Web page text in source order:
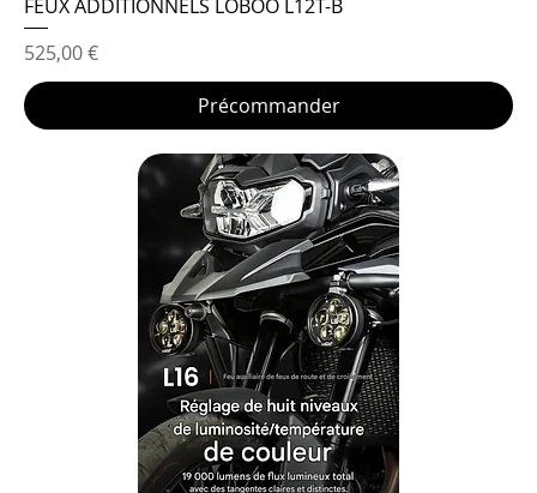
FEUX ADDITIONNELS LOBOO L12T-B
Prix
525,00 €
Précommander